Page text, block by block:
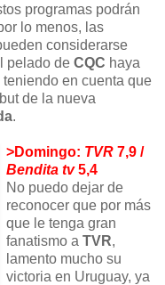
programas podrán
lo menos, las
considerarse
pelado de CQC haya
en cuenta que
de la nueva
.
>Domingo: TVR 7,9 /
Bendita tv5,4
No puedo dejar de
reconocer que por más
que le tenga gran
fanatismo a TVR,
lamento mucho su
victoria en Uruguay, ya